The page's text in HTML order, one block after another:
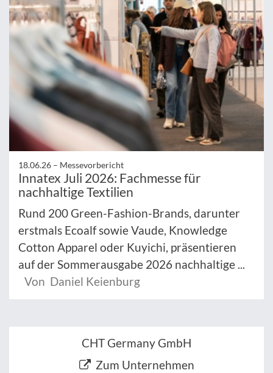
18.06.26 – Messevorbericht
Innatex Juli 2026: Fachmesse für
nachhaltige Textilien
Rund 200 Green-Fashion-Brands, darunter
erstmals Ecoalf sowie Vaude, Knowledge
Cotton Apparel oder Kuyichi, präsentieren
auf der Sommerausgabe 2026 nachhaltige ...
Von Daniel Keienburg
CHT Germany GmbH
Zum Unternehmen